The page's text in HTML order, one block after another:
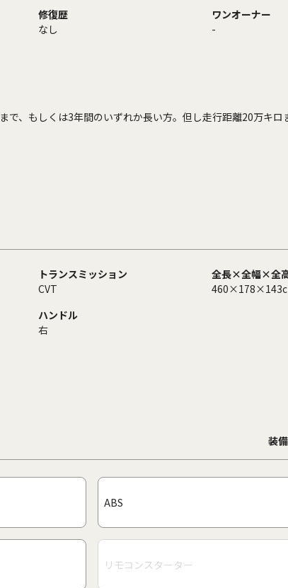
修復歴
なし
ワンオーナー
-
で、もしくは3年間のいずれか長い方。但し走行距離20万キ
トランスミッション
CVT
全長×全幅×全
ハンドル
右
装
ABS
リモコンスターター